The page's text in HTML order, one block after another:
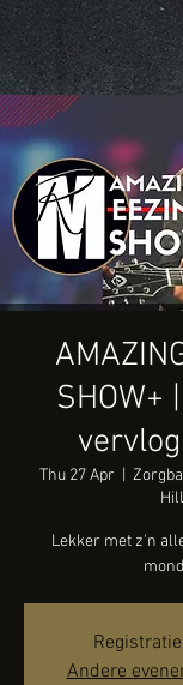
SHOW+
Thu 27 Apr
Lekker met z'n
Andere